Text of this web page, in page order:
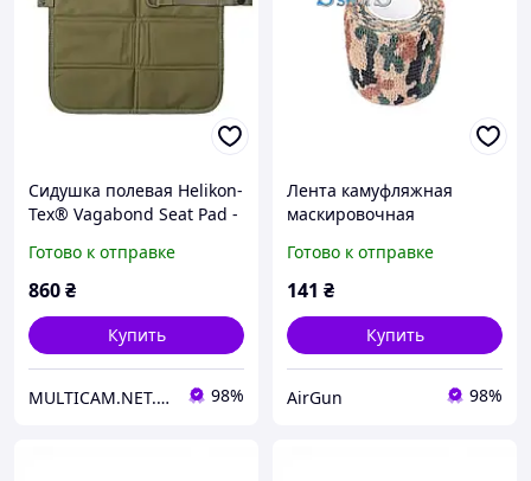
Сидушка полевая Helikon-
Tex® Vagabond Seat Pad -
Готово к отправке
860₴
Купить
MULTICAM.NET.UA 98%
Лента камуфляжная
маскировочная
Готово к отправке
141 ₴
Купить
AirGun 98%